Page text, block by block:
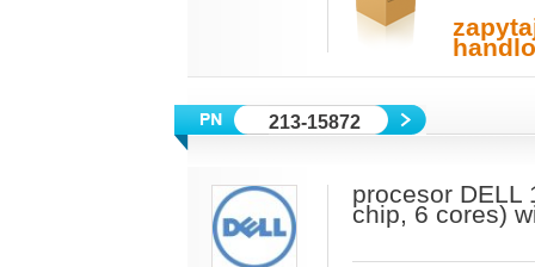
213-15872
procesor DELL
chip, 6 cores)